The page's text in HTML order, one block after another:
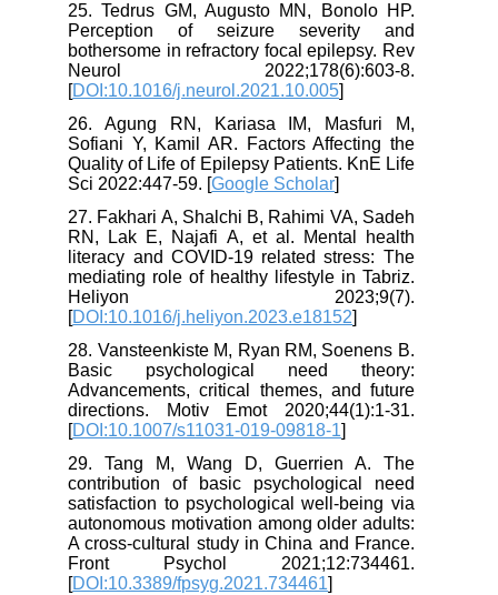
25. Tedrus GM, Augusto MN, Bonolo HP.
Perception of seizure severity and
bothersome in refractory focal epilepsy. Rev
Neurol 2022;178(6):603-8.
[DOI:10.1016/j.neurol.2021.10.005
26. Agung RN, Kariasa IM, Masfuri M,
Sofiani Y, Kamil AR. Factors Affecting the
Quality of Life of Epilepsy Patients. KnE Life
Sci 2022:447-59. [Google Scholar
27. Fakhari A, Shalchi B, Rahimi VA, Sadeh
RN, Lak E, Najafi A, et al. Mental health
literacy and COVID-19 related stress: The
mediating role of healthy lifestyle in Tabriz.
Heliyon 2023;9(7).
[DOI:10.1016/j.heliyon.2023.e18152
28. Vansteenkiste M, Ryan RM, Soenens B.
Basic psychological need theory:
Advancements, critical themes, and future
directions. Motiv Emot 2020;44(1):1-31.
[DOI:10.1007/s11031-019-09818-1
29. Tang M, Wang D, Guerrien A. The
contribution of basic psychological need
satisfaction to psychological well-being via
autonomous motivation among older adults:
A cross-cultural study in China and France.
Front Psychol 2021;12:734461.
[DOI:10.3389/fpsyg.2021.734461